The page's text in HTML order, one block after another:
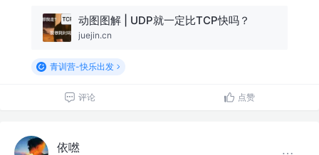
动图图解 | UDP就一定比TCP快吗？
juejin.cn
青训营-快乐出发
评论 点赞
依嘫